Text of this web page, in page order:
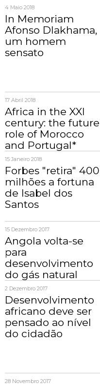
4 Maio 2018
In Memoriam
Afonso Dlakhama,
um homem
sensato
17 Abril 2018
Africa in the XXI
century: the future
role of Morocco
and Portugal*
15 Janeiro 2018
Forbes "retira" 400
milhões a fortuna
de Isabel dos
Santos
15 Dezembro 2017
Angola volta-se
para
desenvolvimento
do gás natural
2 Dezembro 2017
Desenvolvimento
africano deve ser
pensado ao nível
do cidadão
28 Novembro 2017